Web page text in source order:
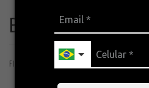
BERMUDAS
FILTROS